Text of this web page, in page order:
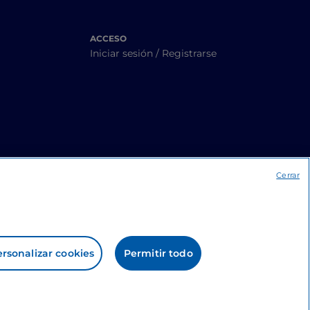
ACCESO
Iniciar sesión / Registrarse
cookies Permitir todo
Cerrar